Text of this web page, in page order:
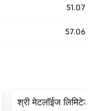
51.07
57.06
श्री मेटलॉईज